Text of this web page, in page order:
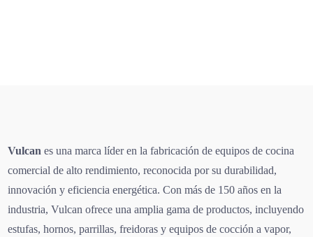
Vulcan es una marca líder en la fabricación de equipos de cocina
comercial de alto rendimiento, reconocida por su durabilidad,
innovación y eficiencia energética. Con más de 150 años en la
industria, Vulcan ofrece una amplia gama de productos, incluyendo
estufas, hornos, parrillas, freidoras y equipos de cocción a vapor,